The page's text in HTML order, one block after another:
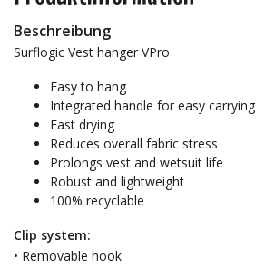
Beschreibung
Surflogic Vest hanger VPro
Easy to hang
Integrated handle for easy carrying
Fast drying
Reduces overall fabric stress
Prolongs vest and wetsuit life
Robust and lightweight
100% recyclable
Clip system:
• Removable hook